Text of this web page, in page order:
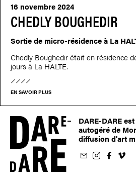
CHEDLY BOUGHEDIR
16 novembre 2024
Sortie de micro-résidence à La
Chedly Boughedir était en résidence
jours à La HALTE.
EN SAVOIR PLUS
DARE-DARE
autogéré de
diffusion d'art
sur Instagram
sur Facebook
nous sur Vimeo